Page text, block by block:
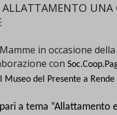
UNA
in occasione
con
del Presente a Rende
a tema “Allattamento